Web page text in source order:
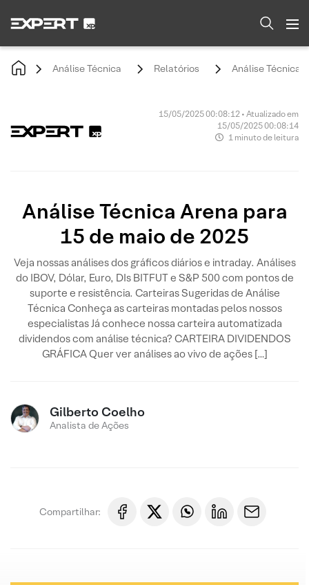
Análise Técnica Relatórios Análise Técnica
15/05/2025 00:08:12 • Atualizado em
15/05/2025 00:08:14
1 minuto de leitura
Análise Técnica Arena para
15 de maio de 2025
Veja nossas análises dos gráficos diários e intraday. Análises
do IBOV, Dólar, Euro, DIs BITFUT e S&P 500 com pontos de
suporte e resistência. Carteiras Sugeridas de Análise
Técnica Conheça as carteiras montadas pelos nossos
especialistas Já conhece nossa carteira automatizada
dividendos com análise técnica? CARTEIRA DIVIDENDOS
GRÁFICA Quer ver análises ao vivo de ações […]
Gilberto Coelho
Analista de Ações
Compartilhar: